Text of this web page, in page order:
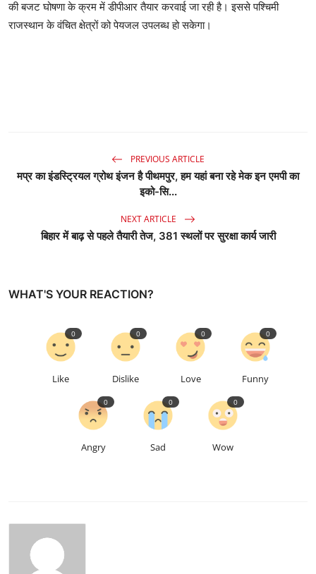
की बजट घोषणा के क्रम में डीपीआर तैयार करवाई जा रही है। इससे पश्चिमी
राजस्थान के वंचित क्षेत्रों को पेयजल उपलब्ध हो सकेगा।
PREVIOUS ARTICLE
मप्र का इंडस्ट्रियल ग्रोथ इंजन है पीथमपुर, हम यहां बना रहे मेक इन एमपी का
इको-सि...
NEXT ARTICLE
बिहार में बाढ़ से पहले तैयारी तेज, 381 स्थलों पर सुरक्षा कार्य जारी
WHAT'S YOUR REACTION?
Like
0
Dislike
0
Love
0
Funny
0
Angry
0
Sad
0
Wow
0